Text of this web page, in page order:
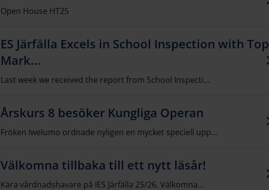
Open House HT25
ES Järfälla Excels in School Inspection with Top
Mark...
Last week we received the report from School Inspecti...
Årskurs 8 besöker Kungliga Operan
Fröken Iwelumo ordnade nyligen en mycket speciell upp...
Välkomna tillbaka till ett nytt läsår!
Kära vårdnadshavare på IES Järfälla 25/26, Välkomna...